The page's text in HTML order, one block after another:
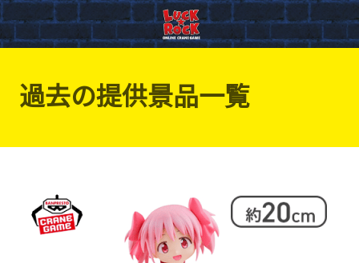
過去の提供景品一覧